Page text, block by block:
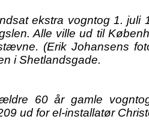
ekstra vogntog 1. juli
Alle ville ud til
(Erik Johansens
i Shetlandsgade.
60 år gamle
ud for el-installatør